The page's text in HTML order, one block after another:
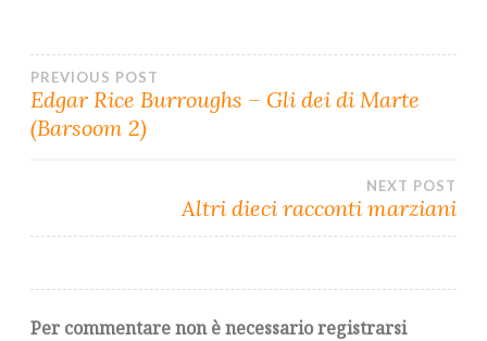
Navigazione
articoli
PREVIOUS POST
Edgar Rice Burroughs – Gli dei di Marte
(Barsoom 2)
NEXT POST
Altri dieci racconti marziani
Per commentare non è necessario registrarsi